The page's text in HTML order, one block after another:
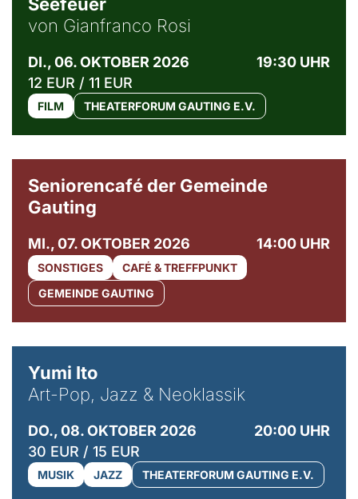
von Gianfranco Rosi
DI., 06. OKTOBER 2026
19:30 UHR
12 EUR / 11 EUR
FILM THEATERFORUM GAUTING E.V.
Seniorencafé der Gemeinde
Gauting
MI., 07. OKTOBER 2026 14:00 UHR
SONSTIGES
CAFÉ & TREFFPUNKT
GEMEINDE GAUTING
Yumi Ito
Art-Pop, Jazz & Neoklassik
DO., 08. OKTOBER 2026
20:00 UHR
30 EUR / 15 EUR
MUSIK JAZZ THEATERFORUM GAUTING E.V.